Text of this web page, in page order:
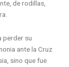
de rodillas,
perder su
ante la Cruz
sino que fue